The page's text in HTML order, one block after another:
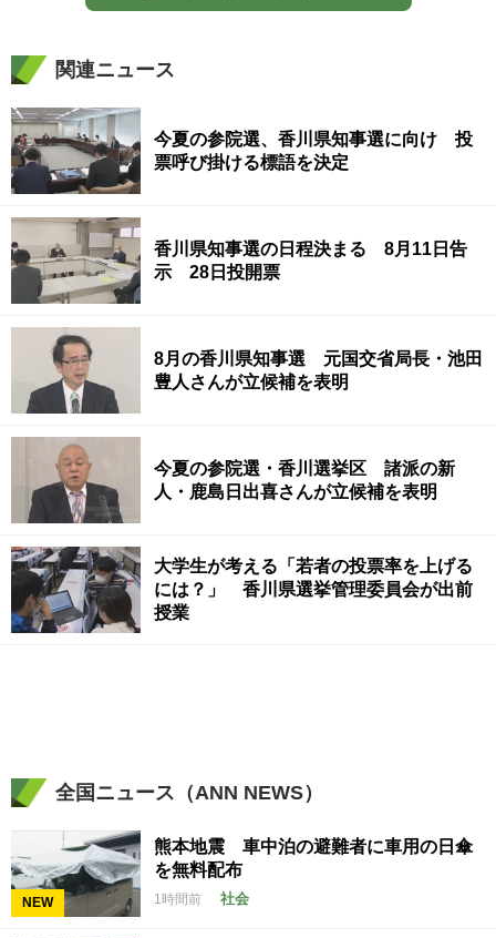
関連ニュース
今夏の参院選、香川県知事選に向け 投
票呼び掛ける標語を決定
香川県知事選の日程決まる 8月11日告
示 28日投開票
8月の香川県知事選 元国交省局長・池田
豊人さんが立候補を表明
今夏の参院選・香川選挙区 諸派の新
人・鹿島日出喜さんが立候補を表明
大学生が考える「若者の投票率を上げる
には？」 香川県選挙管理委員会が出前
授業
全国ニュース（ANN NEWS）
NEW
熊本地震 車中泊の避難者に車用の日傘
を無料配布
1時間前 社会